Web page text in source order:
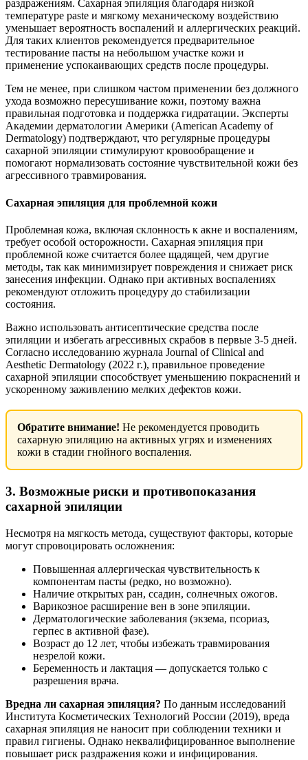
раздражениям. Сахарная эпиляция благодаря низкой
температуре paste и мягкому механическому воздействию
уменьшает вероятность воспалений и аллергических реакций.
Для таких клиентов рекомендуется предварительное
тестирование пасты на небольшом участке кожи и
применение успокаивающих средств после процедуры.
Тем не менее, при слишком частом применении без должного
ухода возможно пересушивание кожи, поэтому важна
правильная подготовка и поддержка гидратации. Эксперты
Академии дерматологии Америки (American Academy of
Dermatology) подтверждают, что регулярные процедуры
сахарной эпиляции стимулируют кровообращение и
помогают нормализовать состояние чувствительной кожи без
агрессивного травмирования.
Сахарная эпиляция для проблемной кожи
Проблемная кожа, включая склонность к акне и воспалениям,
требует особой осторожности. Сахарная эпиляция при
проблемной коже считается более щадящей, чем другие
методы, так как минимизирует повреждения и снижает риск
занесения инфекции. Однако при активных воспалениях
рекомендуют отложить процедуру до стабилизации
состояния.
Важно использовать антисептические средства после
эпиляции и избегать агрессивных скрабов в первые 3-5 дней.
Согласно исследованию журнала Journal of Clinical and
Aesthetic Dermatology (2022 г.), правильное проведение
сахарной эпиляции способствует уменьшению покраснений и
ускоренному заживлению мелких дефектов кожи.
Обратите внимание! Не рекомендуется проводить
сахарную эпиляцию на активных угрях и изменениях
кожи в стадии гнойного воспаления.
3. Возможные риски и противопоказания
сахарной эпиляции
Несмотря на мягкость метода, существуют факторы, которые
могут спровоцировать осложнения:
Повышенная аллергическая чувствительность к
компонентам пасты (редко, но возможно).
Наличие открытых ран, ссадин, солнечных ожогов.
Варикозное расширение вен в зоне эпиляции.
Дерматологические заболевания (экзема, псориаз,
герпес в активной фазе).
Возраст до 12 лет, чтобы избежать травмирования
незрелой кожи.
Беременность и лактация — допускается только с
разрешения врача.
Вредна ли сахарная эпиляция? По данным исследований
Института Косметических Технологий России (2019), вреда
сахарная эпиляция не наносит при соблюдении техники и
правил гигиены. Однако неквалифицированное выполнение
повышает риск раздражения кожи и инфицирования.